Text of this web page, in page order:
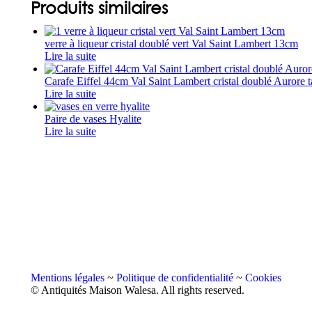
Produits similaires
verre à liqueur cristal doublé vert Val Saint Lambert 13cm
Lire la suite
Carafe Eiffel 44cm Val Saint Lambert cristal doublé Aurore
Lire la suite
Paire de vases Hyalite
Lire la suite
Mentions légales ~ Politique de confidentialité ~ Cookies
© Antiquités Maison Walesa. All rights reserved.